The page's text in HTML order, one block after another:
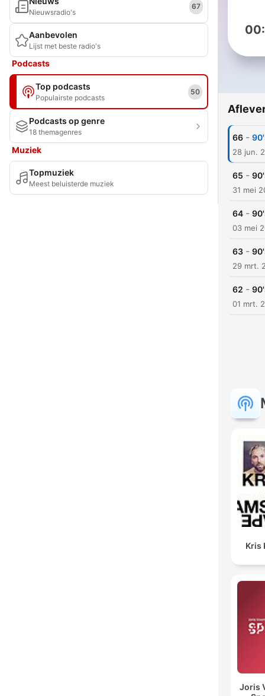
Nieuwsradio's
67
Aanbevolen
Lijst met beste radio's
Podcasts
Top podcasts
Populairste podcasts
50
Podcasts op genre
18 themagenres
Muziek
Topmuziek
Meest beluisterde muziek
66 -
28 jun.
65 -
31 mei
64 -
03 mei
63 -
29 mrt.
62 -
01 mrt.
Kris
Joris